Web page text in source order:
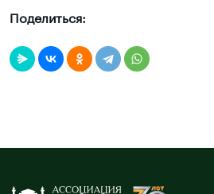
Поделиться: